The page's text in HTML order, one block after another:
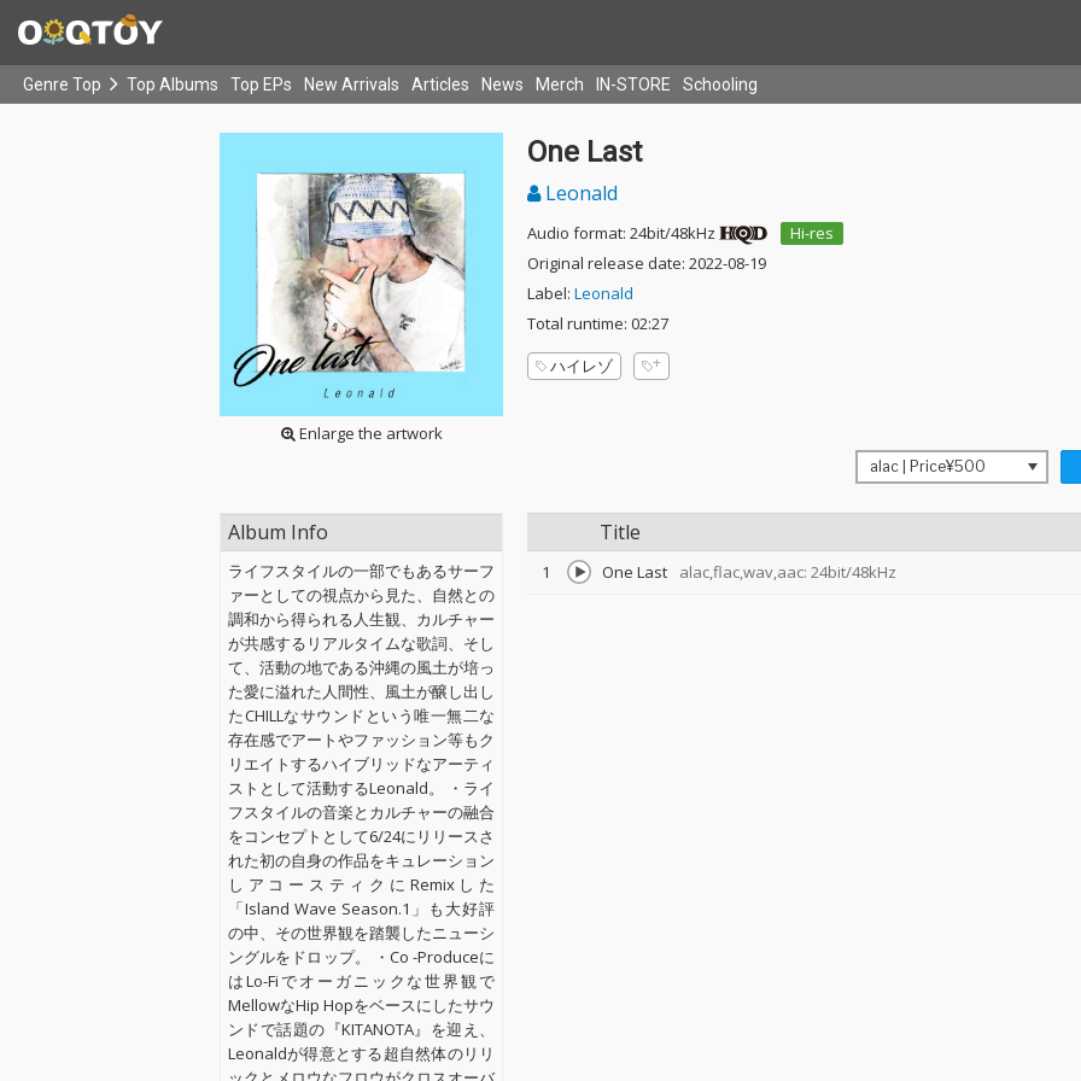
Genre Top Top Albums Top EPs New Arrivals Articles News Merch IN-STORE Schooling
Enlarge the artwork
One Last
Leonald
Audio format: 24bit/48kHz
Hi-res
Original release date: 2022-08-19
Label: Leonald
Total runtime: 02:27
ハイレゾ
Title
1 One Last alac,flac,wav,aac: 24bit/48kHz
Album Info
ライフスタイルの一部でもあるサーフ
ァーとしての視点から見た、自然との
調和から得られる人生観、カルチャー
が共感するリアルタイムな歌詞、そし
て、活動の地である沖縄の風土が培っ
た愛に溢れた人間性、風土が醸し出し
たCHILLなサウンドという唯一無二な
存在感でアートやファッション等もク
リエイトするハイブリッドなアーティ
ストとして活動するLeonald。 ・ライ
フスタイルの音楽とカルチャーの融合
をコンセプトとして6/24にリリースさ
れた初の自身の作品をキュレーション
しアコースティクにRemixした
「Island Wave Season.1」も大好評
の中、その世界観を踏襲したニューシ
ングルをドロップ。 ・Co -Produceに
はLo-Fiでオーガニックな世界観で
MellowなHip Hopをベースにしたサウ
ンドで話題の『KITANOTA』を迎え、
Leonaldが得意とする超自然体のリリ